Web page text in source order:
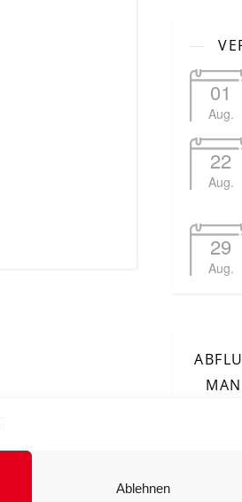
Ablehnen
Office 365
01
Aug.
22
Aug.
29
Aug.